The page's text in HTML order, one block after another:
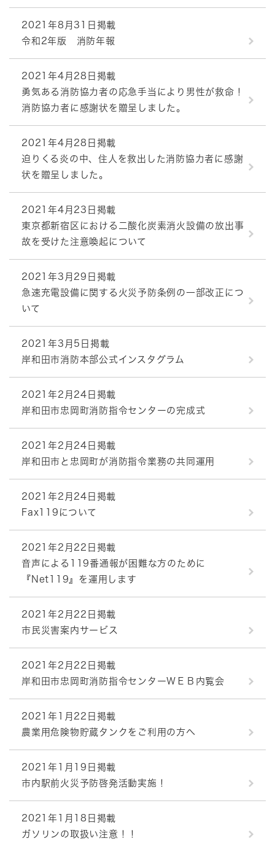
2021年8月31日掲載
令和2年版 消防年報
2021年4月28日掲載
勇気ある消防協力者の応急手当により男性が救命！
消防協力者に感謝状を贈呈しました。
2021年4月28日掲載
迫りくる炎の中、住人を救出した消防協力者に感謝
状を贈呈しました。
2021年4月23日掲載
東京都新宿区における二酸化炭素消火設備の放出事
故を受けた注意喚起について
2021年3月29日掲載
急速充電設備に関する火災予防条例の一部改正につ
いて
2021年3月5日掲載
岸和田市消防本部公式インスタグラム
2021年2月24日掲載
岸和田市忠岡町消防指令センターの完成式
2021年2月24日掲載
岸和田市と忠岡町が消防指令業務の共同運用
2021年2月24日掲載
Fax119について
2021年2月22日掲載
音声による119番通報が困難な方のために
『Net119』を運用します
2021年2月22日掲載
市民災害案内サービス
2021年2月22日掲載
岸和田市忠岡町消防指令センターＷＥＢ内覧会
2021年1月22日掲載
農業用危険物貯蔵タンクをご利用の方へ
2021年1月19日掲載
市内駅前火災予防啓発活動実施！
2021年1月18日掲載
ガソリンの取扱い注意！！